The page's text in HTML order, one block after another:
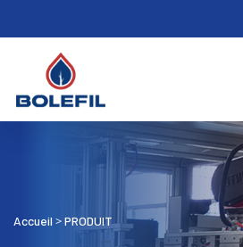
Accueil >PRODUIT